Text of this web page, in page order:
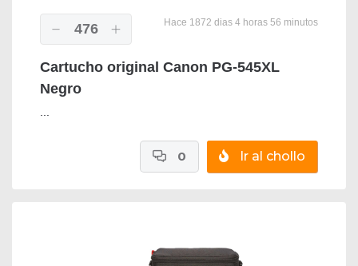
476 Hace 1872 dias 4 horas 56 minutos
Cartucho original Canon PG-545XL
Negro
Ir al chollo
0